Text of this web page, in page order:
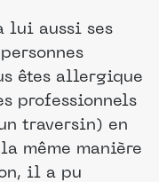
lui aussi ses
êtes allergique
professionnels
traversin) en
même manière
il a pu